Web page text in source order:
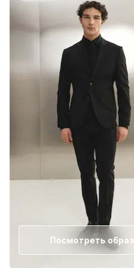
Посмотреть образ